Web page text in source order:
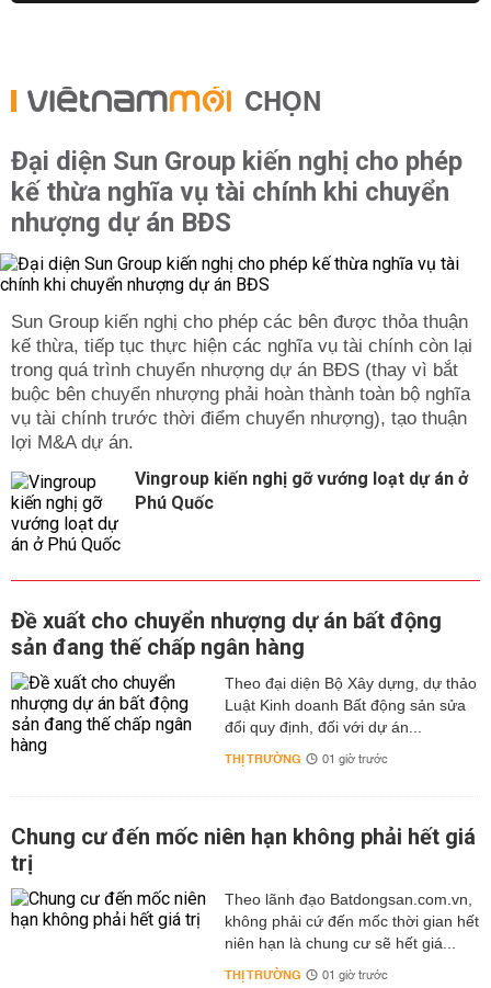
CHỌN
Đại diện Sun Group kiến nghị cho phép
kế thừa nghĩa vụ tài chính khi chuyển
nhượng dự án BĐS
Sun Group kiến nghị cho phép các bên được thỏa thuận
kế thừa, tiếp tục thực hiện các nghĩa vụ tài chính còn lại
trong quá trình chuyển nhượng dự án BĐS (thay vì bắt
buộc bên chuyển nhượng phải hoàn thành toàn bộ nghĩa
vụ tài chính trước thời điểm chuyển nhượng), tạo thuận
lợi M&A dự án.
Vingroup kiến nghị gỡ vướng loạt dự án ở
Phú Quốc
Đề xuất cho chuyển nhượng dự án bất động
sản đang thế chấp ngân hàng
Theo đại diện Bộ Xây dựng, dự thảo
Luật Kinh doanh Bất động sản sửa
đổi quy định, đối với dự án...
THỊ TRƯỜNG 01 giờ trước
Chung cư đến mốc niên hạn không phải hết giá
trị
Theo lãnh đạo Batdongsan.com.vn,
không phải cứ đến mốc thời gian hết
niên hạn là chung cư sẽ hết giá...
THỊ TRƯỜNG 01 giờ trước